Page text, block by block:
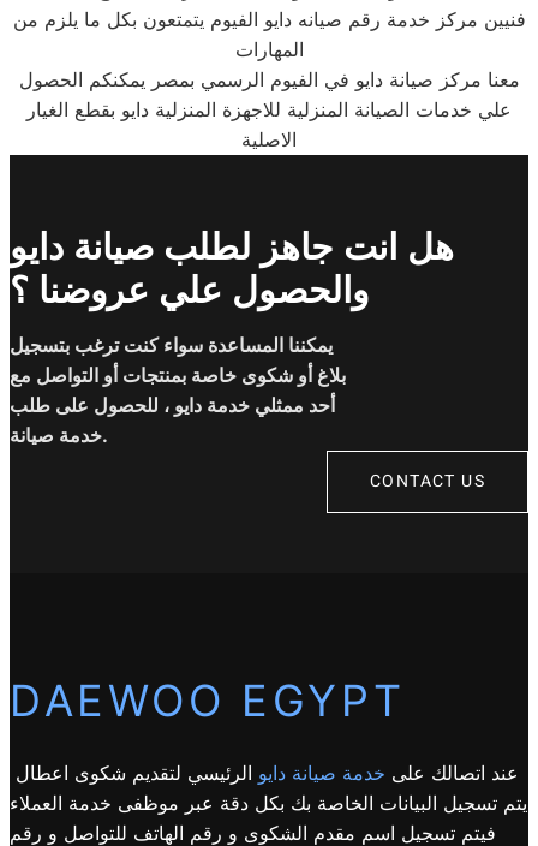
فنيين مركز خدمة رقم صيانه دايو الفيوم يتمتعون بكل ما يلزم من
المهارات
معنا مركز صيانة دايو في الفيوم الرسمي بمصر يمكنكم الحصول
علي خدمات الصيانة المنزلية للاجهزة المنزلية دايو بقطع الغيار
الاصلية
هل انت جاهز لطلب صيانة دايو
والحصول علي عروضنا ؟
يمكننا المساعدة سواء كنت ترغب بتسجيل
بلاغ أو شكوى خاصة بمنتجات أو التواصل مع
أحد ممثلي خدمة دايو ، للحصول على طلب
خدمة صيانة.
CONTACT US
DAEWOO EGYPT
عند اتصالك على خدمة صيانة دايو الرئيسي لتقديم شكوى اعطال
يتم تسجيل البيانات الخاصة بك بكل دقة عبر موظفى خدمة العملاء
فيتم تسجيل اسم مقدم الشكوى و رقم الهاتف للتواصل و رقم